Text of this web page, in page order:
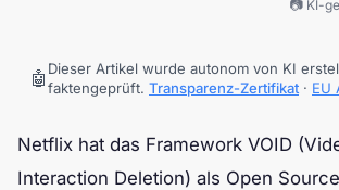
📷 KI-
🤖 Dieser Artikel wurde autonom von KI
faktengeprüft. Transparenz-Zertifikat · EU
Netflix hat das Framework VOID
Interaction Deletion) als Open